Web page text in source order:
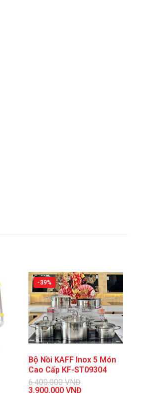
-39%
Bộ Nồi KAFF Inox 5 Món
Cao Cấp KF-ST09304
6.400.000VNĐ
Giá
3.900.000VNĐ